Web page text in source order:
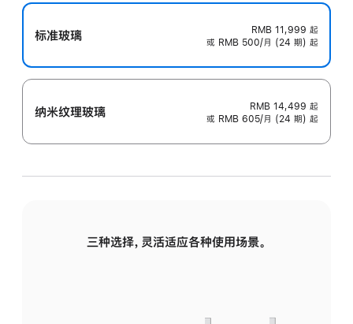
标准玻璃 RMB 11,999 起
或 RMB 500/月 (24 期) 起
纳米纹理玻璃 RMB 14,499 起
或 RMB 605/月 (24 期) 起
三种选择，灵活适应各种使用场景。